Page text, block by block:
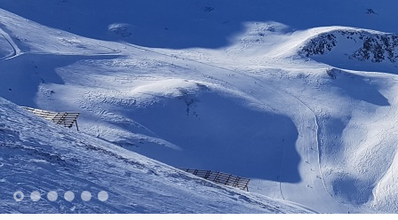
1 2 3 4 5 6